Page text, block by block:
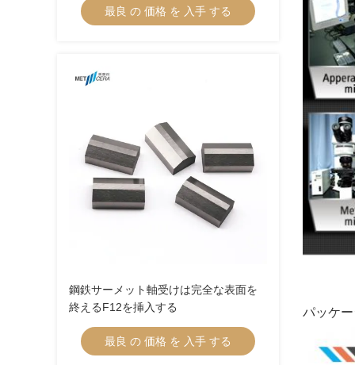
最良 の 価格 を 入手 する
鋼鉄サーメット軸受けは完全な表面を
終えるF12を挿入する
最良 の 価格 を 入手 する
パッケ